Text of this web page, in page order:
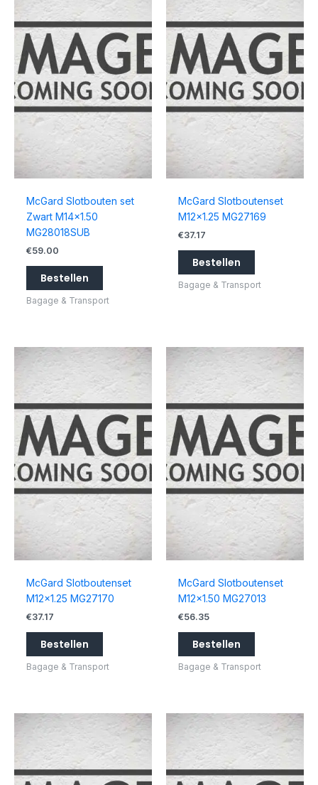
McGard Slotbouten set
Zwart M14x1.50
MG28018SUB
€59.00
Bestellen
Bagage & Transport
McGard Slotboutenset
M12x1.25 MG27169
€37.17
Bestellen
Bagage & Transport
McGard Slotboutenset
M12x1.25 MG27170
€37.17
Bestellen
Bagage & Transport
McGard Slotboutenset
M12x1.50 MG27013
€56.35
Bestellen
Bagage & Transport